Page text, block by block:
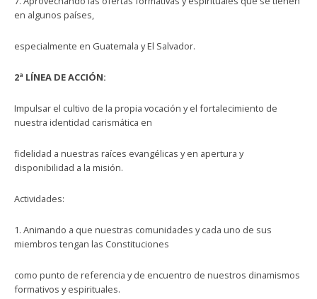
en algunos países,
especialmente en Guatemala y El Salvador.
2ª LÍNEA DE ACCIÓN:
Impulsar el cultivo de la propia vocación y el fortalecimiento de
nuestra identidad carismática en
fidelidad a nuestras raíces evangélicas y en apertura y
disponibilidad a la misión.
Actividades:
1. Animando a que nuestras comunidades y cada uno de sus
miembros tengan las Constituciones
como punto de referencia y de encuentro de nuestros dinamismos
formativos y espirituales.